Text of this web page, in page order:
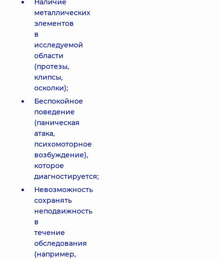
Наличие
металлических
элементов
в
исследуемой
области
(протезы,
клипсы,
осколки);
Беспокойное
поведение
(паническая
атака,
психомоторное
возбуждение),
которое
диагностируется;
Невозможность
сохранять
неподвижность
в
течение
обследования
(например,